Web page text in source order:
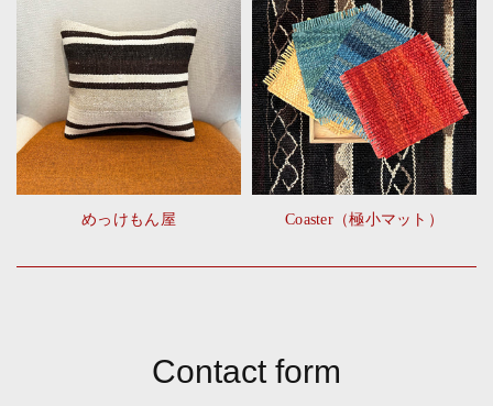
めっけもん屋 Coaster（極小マット）
Contact form